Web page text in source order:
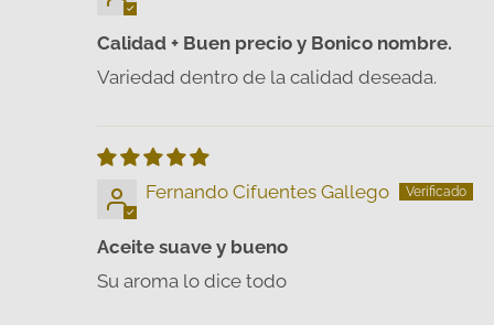
Calidad + Buen precio y Bonico nombre.
Variedad dentro de la calidad deseada.
Fernando Cifuentes Gallego
Aceite suave y bueno
Su aroma lo dice todo